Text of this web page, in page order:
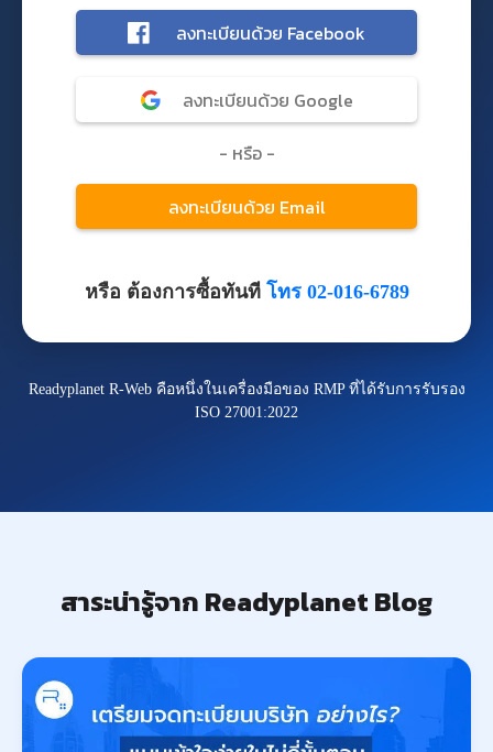
หรือ ต้องการซื้อทันที โทร 02-016-6789
Readyplanet R-Web คือหนึ่งในเครื่องมือของ RMP ที่ได้รับการรับรอง
ISO 27001:2022
สาระน่ารู้จาก Readyplanet Blog